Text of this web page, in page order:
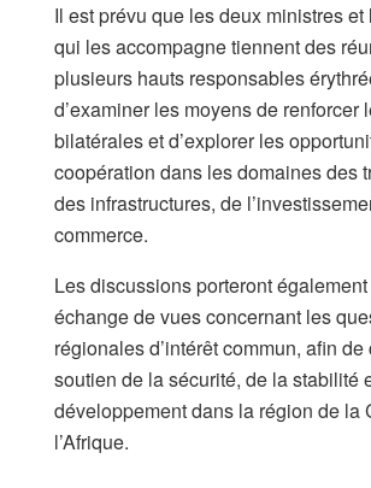
​Il est prévu que les deux ministres
qui les accompagne tiennent des
plusieurs hauts responsables
d’examiner les moyens de renforcer
bilatérales et d’explorer les
coopération dans les domaines des
des infrastructures, de
commerce.
Les discussions porteront
échange de vues concernant les
régionales d’intérêt commun, afin
soutien de la sécurité, de la stabilité
développement dans la région de la
l’Afrique.